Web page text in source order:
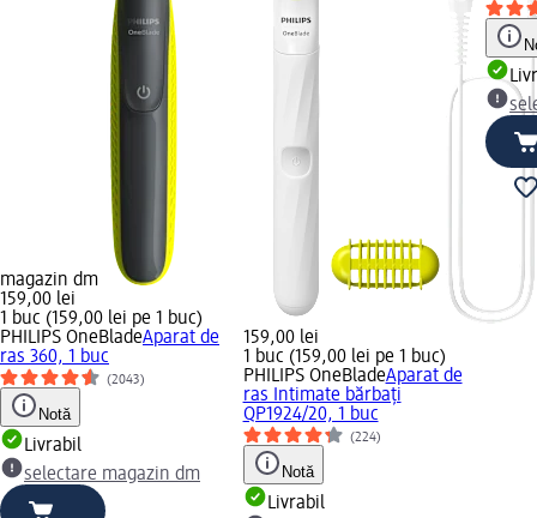
magazin dm
159,00 lei
1 buc (159,00 lei pe 1 buc)
PHILIPS OneBladeAparat de
ras 360, 1 buc
(2043)
Notă
Livrabil
selectare magazin dm
159,00 lei
1 buc (159,00 lei pe 1 buc)
PHILIPS OneBladeAparat de
ras Intimate bărbați
QP1924/20, 1 buc
(224)
Notă
Livrabil